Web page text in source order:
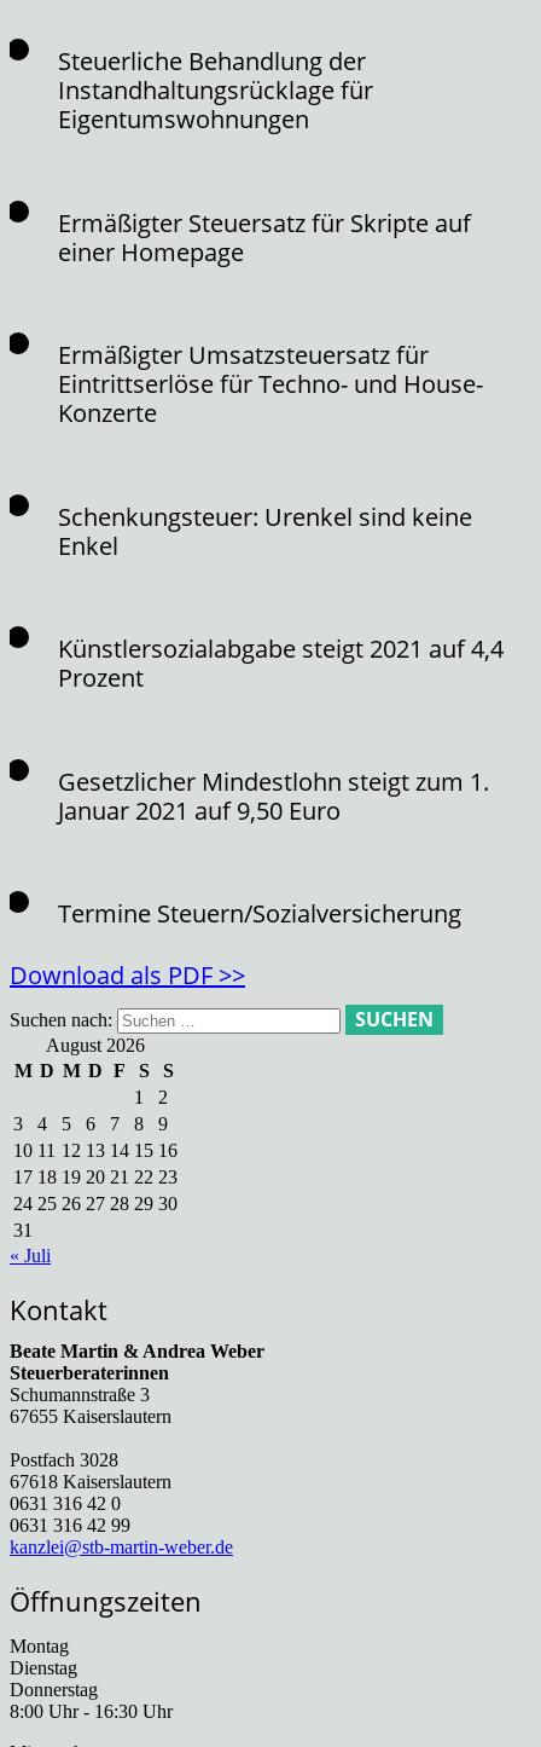
Steuerliche Behandlung der
Instandhaltungsrücklage für
Eigentumswohnungen
Ermäßigter Steuersatz für Skripte auf
einer Homepage
Ermäßigter Umsatzsteuersatz für
Eintrittserlöse für Techno- und House-
Konzerte
Schenkungsteuer: Urenkel sind keine
Enkel
Künstlersozialabgabe steigt 2021 auf 4,4
Prozent
Gesetzlicher Mindestlohn steigt zum 1.
Januar 2021 auf 9,50 Euro
Termine Steuern/Sozialversicherung
Download als PDF >>
Suchen nach:
August 2026
M D M D F S
S
1
2
3
4 5 6 7 8
9
10 11 12 13 14 15 16
17 18 19 20 21 22 23
24 25 26 27 28 29 30
31
« Juli
Kontakt
Beate Martin & Andrea Weber
Steuerberaterinnen
Schumannstraße 3
67655 Kaiserslautern
Postfach 3028
67618 Kaiserslautern
0631 316 42 0
0631 316 42 99
kanzlei@stb-martin-weber.de
Öffnungszeiten
Montag
Dienstag
Donnerstag
8:00 Uhr - 16:30 Uhr